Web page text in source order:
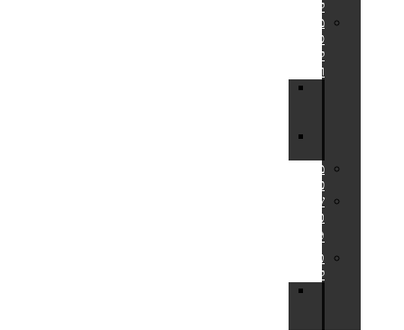
לחצר
מתקני
סל
לחצר
ולבריכה
משחקי
פנאי
שערי
כדורגל
⚽
טרמפולינות
לחצר